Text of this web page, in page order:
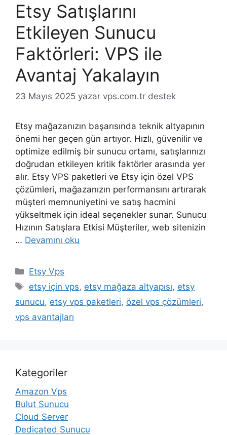
Etsy Satışlarını
Etkileyen Sunucu
Faktörleri: VPS ile
Avantaj Yakalayın
23 Mayıs 2025 yazar vps.com.tr destek
Etsy mağazanızın başarısında teknik altyapının
önemi her geçen gün artıyor. Hızlı, güvenilir ve
optimize edilmiş bir sunucu ortamı, satışlarınızı
doğrudan etkileyen kritik faktörler arasında yer
alır. Etsy VPS paketleri ve Etsy için özel VPS
çözümleri, mağazanızın performansını artırarak
müşteri memnuniyetini ve satış hacmini
yükseltmek için ideal seçenekler sunar. Sunucu
Hızının Satışlara Etkisi Müşteriler, web sitenizin
… Devamını oku
Kategoriler
Etsy Vps
Etiketler
etsy için vps, etsy mağaza altyapısı, etsy
sunucu, etsy vps paketleri, özel vps çözümleri,
vps avantajları
Kategoriler
Amazon Vps
Bulut Sunucu
Cloud Server
Dedicated Sunucu